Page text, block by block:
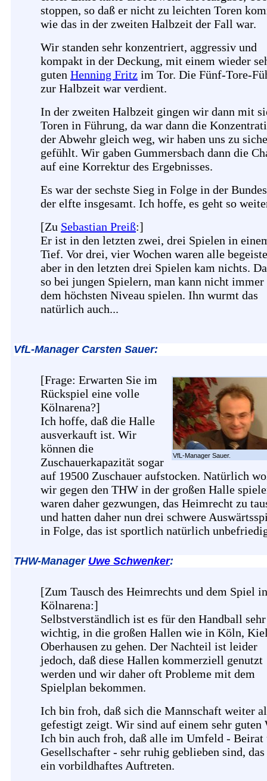
stoppen, so daß er nicht zu leichten Toren
wie das in der zweiten Halbzeit der Fall war.
Wir standen sehr konzentriert, aggressiv und
kompakt in der Deckung, mit einem wieder
guten Henning Fritz im Tor. Die Fünf-Tore-
zur Halbzeit war verdient.
In der zweiten Halbzeit gingen wir dann mit
Toren in Führung, da war dann die
der Abwehr gleich weg, wir haben uns zu
gefühlt. Wir gaben Gummersbach dann die
auf eine Korrektur des Ergebnisses.
Es war der sechste Sieg in Folge in der
der elfte insgesamt. Ich hoffe, es geht so
[Zu Sebastian Preiß:]
Er ist in den letzten zwei, drei Spielen in
Tief. Vor drei, vier Wochen waren alle
aber in den letzten drei Spielen kam nichts.
so bei jungen Spielern, man kann nicht immer
dem höchsten Niveau spielen. Ihn wurmt das
natürlich auch...
VfL-Manager Carsten Sauer:
VfL-Manager Sauer.
[Frage: Erwarten Sie im
Rückspiel eine volle
Kölnarena?]
Ich hoffe, daß die Halle
ausverkauft ist. Wir
können die
Zuschauerkapazität sogar
auf 19500 Zuschauer aufstocken. Natürlich
wir gegen den THW in der großen Halle
waren daher gezwungen, das Heimrecht zu
und hatten daher nun drei schwere
in Folge, das ist sportlich natürlich
THW-Manager Uwe Schwenker:
[Zum Tausch des Heimrechts und dem Spiel
Kölnarena:]
Selbstverständlich ist es für den Handball sehr
wichtig, in die großen Hallen wie in Köln,
Oberhausen zu gehen. Der Nachteil ist leider
jedoch, daß diese Hallen kommerziell genutzt
werden und wir daher oft Probleme mit dem
Spielplan bekommen.
Ich bin froh, daß sich die Mannschaft weiter
gefestigt zeigt. Wir sind auf einem sehr guten
Ich bin auch froh, daß alle im Umfeld - Beirat
Gesellschafter - sehr ruhig geblieben sind,
ein vorbildhaftes Auftreten.